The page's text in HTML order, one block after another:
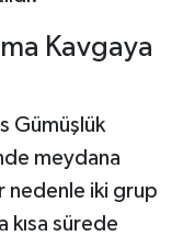
Kavgaya
Gümüşlük
meydana
nedenle iki grup
kısa sürede